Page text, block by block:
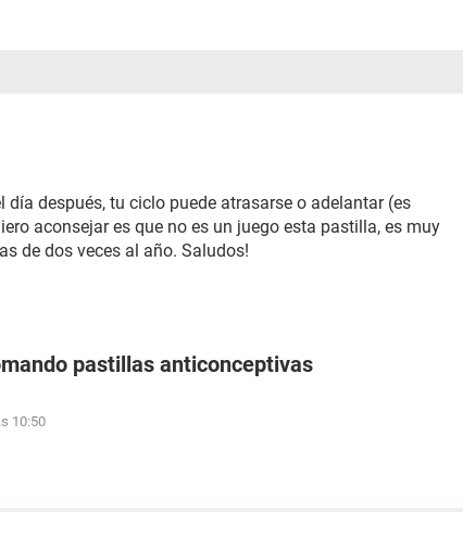
después, tu ciclo puede atrasarse o adelantar (es
aconsejar es que no es un juego esta pastilla, es muy
de dos veces al año. Saludos!
pastillas anticonceptivas
10:50